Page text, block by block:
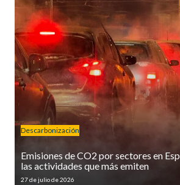
Descarbonización
Emisiones de CO2 por sectores en
las actividades que más emiten
27 de julio de 2026